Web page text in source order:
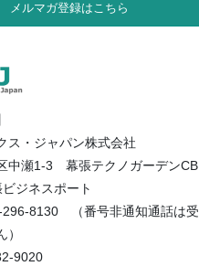
メルマガ登録はこちら
ス・ジャパン株式会社
中瀬1-3 幕張テクノガーデンCB
ジネスポート
296-8130 （番号非通知通話は受
9020